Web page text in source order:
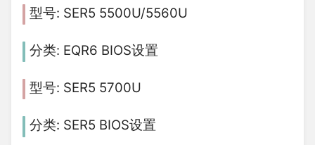
SER5 5500U/5560U
EQR6 BIOS设置
SER5 5700U
SER5 BIOS设置